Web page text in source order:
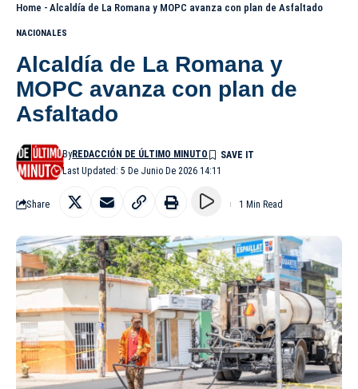
Home - Alcaldía de La Romana y MOPC avanza con plan de Asfaltado
NACIONALES
Alcaldía de La Romana y
MOPC avanza con plan de
Asfaltado
Last Updated: 5 De Junio De 2026 14:11
ByREDACCIÓN DE ÚLTIMO MINUTO
Share 1 Min Read